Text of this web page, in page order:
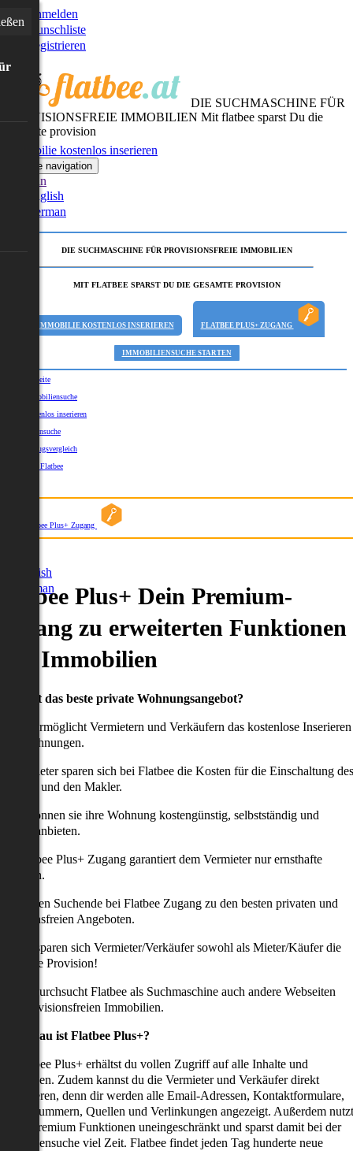
Anmelden
Wunschliste
Registrieren
DIE SUCHMASCHINE FÜR
PROVISIONSFREIE IMMOBILIEN Mit flatbee sparst Du die
gesamte provision
Immobilie kostenlos inserieren
Toggle navigation
German
English
German
DIE SUCHMASCHINE FÜR PROVISIONSFREIE IMMOBILIEN
MIT FLATBEE SPARST DU DIE GESAMTE PROVISION
IMMOBILIE KOSTENLOS INSERIEREN FLATBEE PLUS+ ZUGANG
IMMOBILIENSUCHE STARTEN
Startseite
Immobiliensuche
Kostenlos inserieren
Kartensuche
Umzugsvergleich
Über Flatbee
Flatbee Plus+ Zugang
English
German
Plus+ Dein Premium-
zu erweiterten Funktionen
Immobilien
willst das beste private Wohnungsangebot?
ermöglicht Vermietern und Verkäufern das kostenlose Inserieren
Wohnungen.
Anbieter sparen sich bei Flatbee die Kosten für die Einschaltung des
und den Makler.
können sie ihre Wohnung kostengünstig, selbstständig und
anbieten.
Flatbee Plus+ Zugang garantiert dem Vermieter nur ernsthafte
erhalten Suchende bei Flatbee Zugang zu den besten privaten und
Angeboten.
uns sparen sich Vermieter/Verkäufer sowohl als Mieter/Käufer die
Provision!
durchsucht Flatbee als Suchmaschine auch andere Webseiten
provisionsfreien Immobilien.
genau ist Flatbee Plus+?
Flatbee Plus+ erhältst du vollen Zugriff auf alle Inhalte und
Zudem kannst du die Vermieter und Verkäufer direkt
denn dir werden alle Email-Adressen, Kontaktformulare,
Quellen und Verlinkungen angezeigt. Außerdem nutzt
alle Premium Funktionen uneingeschränkt und sparst damit bei der
viel Zeit. Flatbee findet jeden Tag hunderte neue